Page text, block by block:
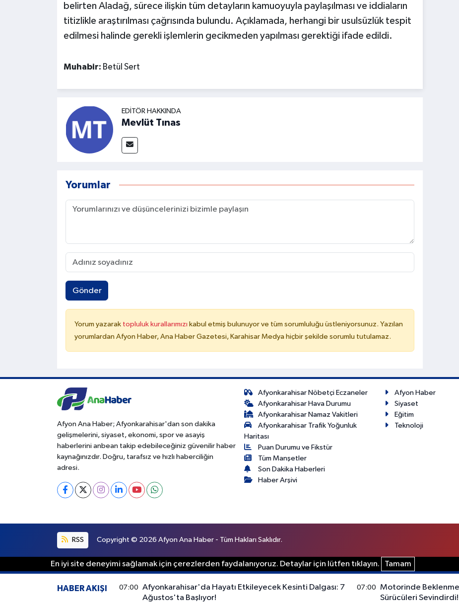
belirten Aladağ, sürece ilişkin tüm detayların kamuoyuyla paylaşılması ve iddiaların
titizlikle araştırılması çağrısında bulundu. Açıklamada, herhangi bir usulsüzlük tespit
edilmesi halinde gerekli işlemlerin gecikmeden yapılması gerektiği ifade edildi.
Muhabir: Betül Sert
EDITÖR HAKKINDA
Mevlüt Tınas
Yorumlar
Gönder
Yorum yazarak topluluk kurallarımızı kabul etmiş bulunuyor ve tüm sorumluluğu üstleniyorsunuz. Yazılan
yorumlardan Afyon Haber, Ana Haber Gazetesi, Karahisar Medya hiçbir şekilde sorumlu tutulamaz.
Afyon Ana Haber; Afyonkarahisar'dan son dakika
gelişmelerini, siyaset, ekonomi, spor ve asayiş
haberlerini anbean takip edebileceğiniz güvenilir haber
kaynağınızdır. Doğru, tarafsız ve hızlı haberciliğin
adresi.
Afyonkarahisar Nöbetçi Eczaneler
Afyonkarahisar Hava Durumu
Afyonkarahisar Namaz Vakitleri
Afyonkarahisar Trafik Yoğunluk
Haritası
Puan Durumu ve Fikstür
Tüm Manşetler
Son Dakika Haberleri
Haber Arşivi
Afyon Haber
Siyaset
Eğitim
Teknoloji
RSS Copyright © 2026 Afyon Ana Haber - Tüm Hakları Saklıdır.
En iyi site deneyimi sağlamak için çerezlerden faydalanıyoruz. Detaylar için lütfen tıklayın. Tamam
HABER AKIŞI 07:00
Afyonkarahisar'da Hayatı Etkileyecek Kesinti Dalgası: 7
Ağustos'ta Başlıyor!
07:00
Motorinde
Sürücüleri Sevindirdi!